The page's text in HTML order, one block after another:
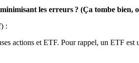
les erreurs ? (Ça tombe
:
actions et ETF. Pour rappel, un ETF